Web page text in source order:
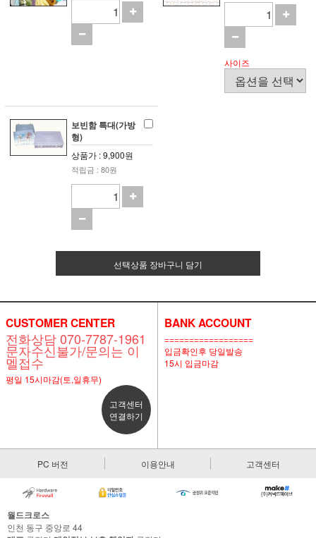
사이즈
보빈함 특대(가방
형)
상품가 : 9,900원
적립금 : 80원
선택상품 장바구니 담기
CUSTOMER CENTER
전화상담 070-7787-1961
문자수신불가/문의는 이
멜접수
평일 15시마감(토,일휴무)
고객센터
연결하기
BANK ACCOUNT
==================
입금확인후 당일발송
15시 입금마감
PC 버전 이용안내 고객센터
월드크로스
인천 동구 중앙로 44